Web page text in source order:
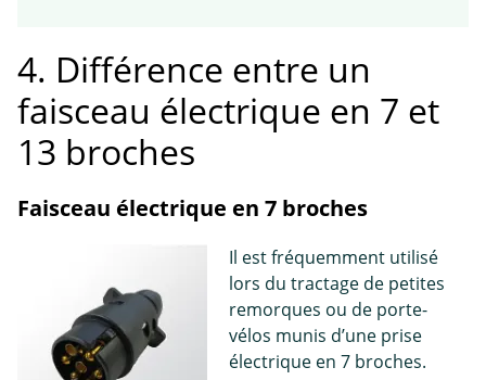
4. Différence entre un
faisceau électrique en 7 et
13 broches
Faisceau électrique en 7 broches
Il est fréquemment utilisé
lors du tractage de petites
remorques ou de porte-
vélos munis d’une prise
électrique en 7 broches.